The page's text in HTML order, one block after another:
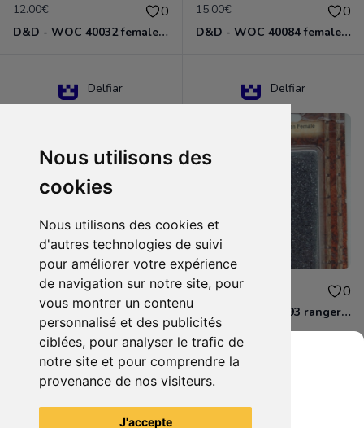
Nous utilisons des
cookies
Nous utilisons des cookies et
d'autres technologies de suivi
pour améliorer votre expérience
de navigation sur notre site, pour
vous montrer un contenu
personnalisé et des publicités
ciblées, pour analyser le trafic de
notre site et pour comprendre la
provenance de nos visiteurs.
J'accepte
12.00€ 0
D&D - WOC 40032 female halfling rogue Miniature - Donjons Dragons
15.00€ 0
D&D - WOC 40084 female human wizard Miniature - Donjons Dragons
Delfiar
15.00€ 0
D&D - 88286 paladin human male Miniature - Donjons Dragons
Delfiar
12.00€ 0
D&D - WOC 40093 ranger human female Miniature - Donjons Dragons
Voir tous les articles du vendeur
Grenier du Geek